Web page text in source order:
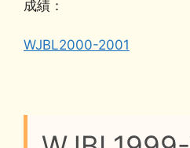
成績：
WJBL2000-2001